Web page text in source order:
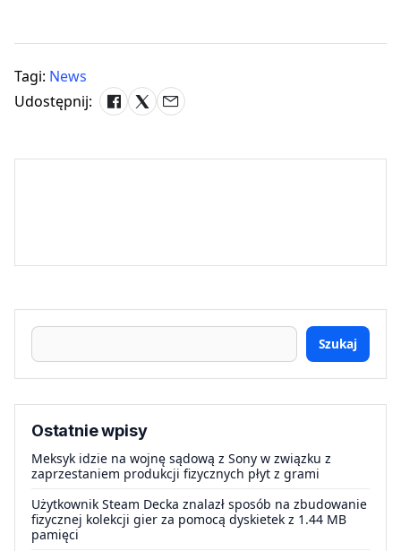
Tagi: News
Udostępnij:
Szukaj
Ostatnie wpisy
Meksyk idzie na wojnę sądową z Sony w związku z
zaprzestaniem produkcji fizycznych płyt z grami
Użytkownik Steam Decka znalazł sposób na zbudowanie
fizycznej kolekcji gier za pomocą dyskietek z 1.44 MB
pamięci